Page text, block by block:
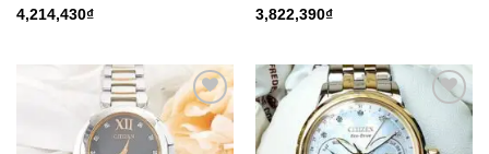
4,214,430₫
3,822,390₫
Add to
Wishlist
Wishlist